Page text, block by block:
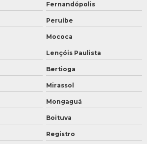
manga externa
papel
impresso
Fernandópolis
Peruíbe
Mococa
Lençóis Paulista
Bertioga
Mirassol
Mongaguá
Boituva
Registro